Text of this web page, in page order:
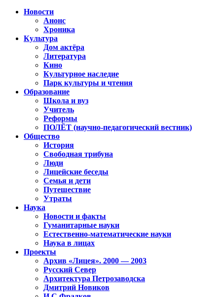
Новости
Анонс
Хроника
Культура
Дом актёра
Литература
Кино
Культурное наследие
Парк культуры и чтения
Образование
Школа и вуз
Учитель
Реформы
ПОЛЁТ (научно-педагогический вестник)
Общество
История
Свободная трибуна
Люди
Лицейские беседы
Семья и дети
Путешествие
Утраты
Наука
Новости и факты
Гуманитарные науки
Естественно-математические науки
Наука в лицах
Проекты
Архив «Лицея». 2000 — 2003
Русский Север
Архитектура Петрозаводска
Дмитрий Новиков